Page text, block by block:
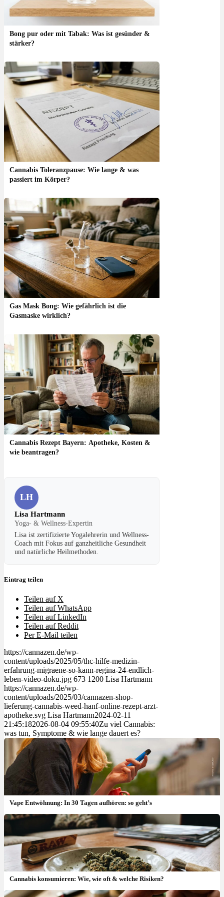
Bong pur oder mit Tabak: Was ist gesünder &
stärker?
Cannabis Toleranzpause: Wie lange & was
passiert im Körper?
Gas Mask Bong: Wie gefährlich ist die
Gasmaske wirklich?
Cannabis Rezept Bayern: Apotheke, Kosten &
wie beantragen?
LH
Lisa Hartmann
Yoga- & Wellness-Expertin
Lisa ist zertifizierte Yogalehrerin und Wellness-
Coach mit Fokus auf ganzheitliche Gesundheit
und natürliche Heilmethoden.
Eintrag teilen
Teilen auf X
Teilen auf WhatsApp
Teilen auf LinkedIn
Teilen auf Reddit
Per E-Mail teilen
https://cannazen.de/wp-
content/uploads/2025/05/thc-hilfe-medizin-
erfahrung-migraene-so-kann-regina-24-endlich-
leben-video-doku.jpg 673 1200 Lisa Hartmann
https://cannazen.de/wp-
content/uploads/2025/03/cannazen-shop-
lieferung-cannabis-weed-hanf-online-rezept-arzt-
apotheke.svg Lisa Hartmann2024-02-11
21:45:182026-08-04 09:55:40Zu viel Cannabis:
was tun, Symptome & wie lange dauert es?
Vape Entwöhnung: In 30 Tagen aufhören: so geht’s
Cannabis konsumieren: Wie, wie oft & welche Risiken?